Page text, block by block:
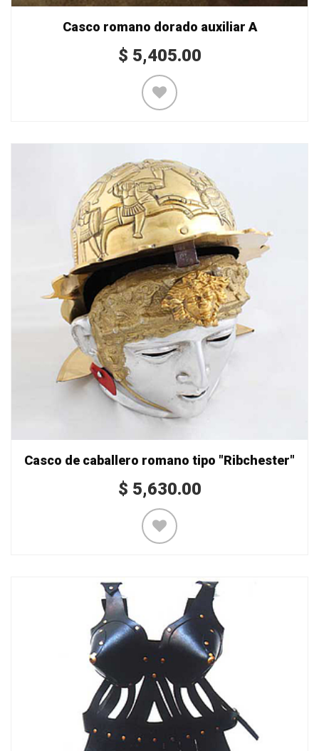
Casco romano dorado auxiliar A
$ 5,405.00
Casco de caballero romano tipo "Ribchester"
$ 5,630.00